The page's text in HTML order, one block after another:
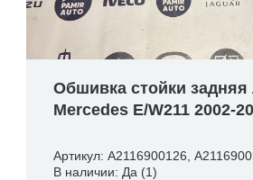
Обшивка стойки задняя
Mercedes E/W211 2002-
Артикул: A2116900126,
В наличии: Да (1)